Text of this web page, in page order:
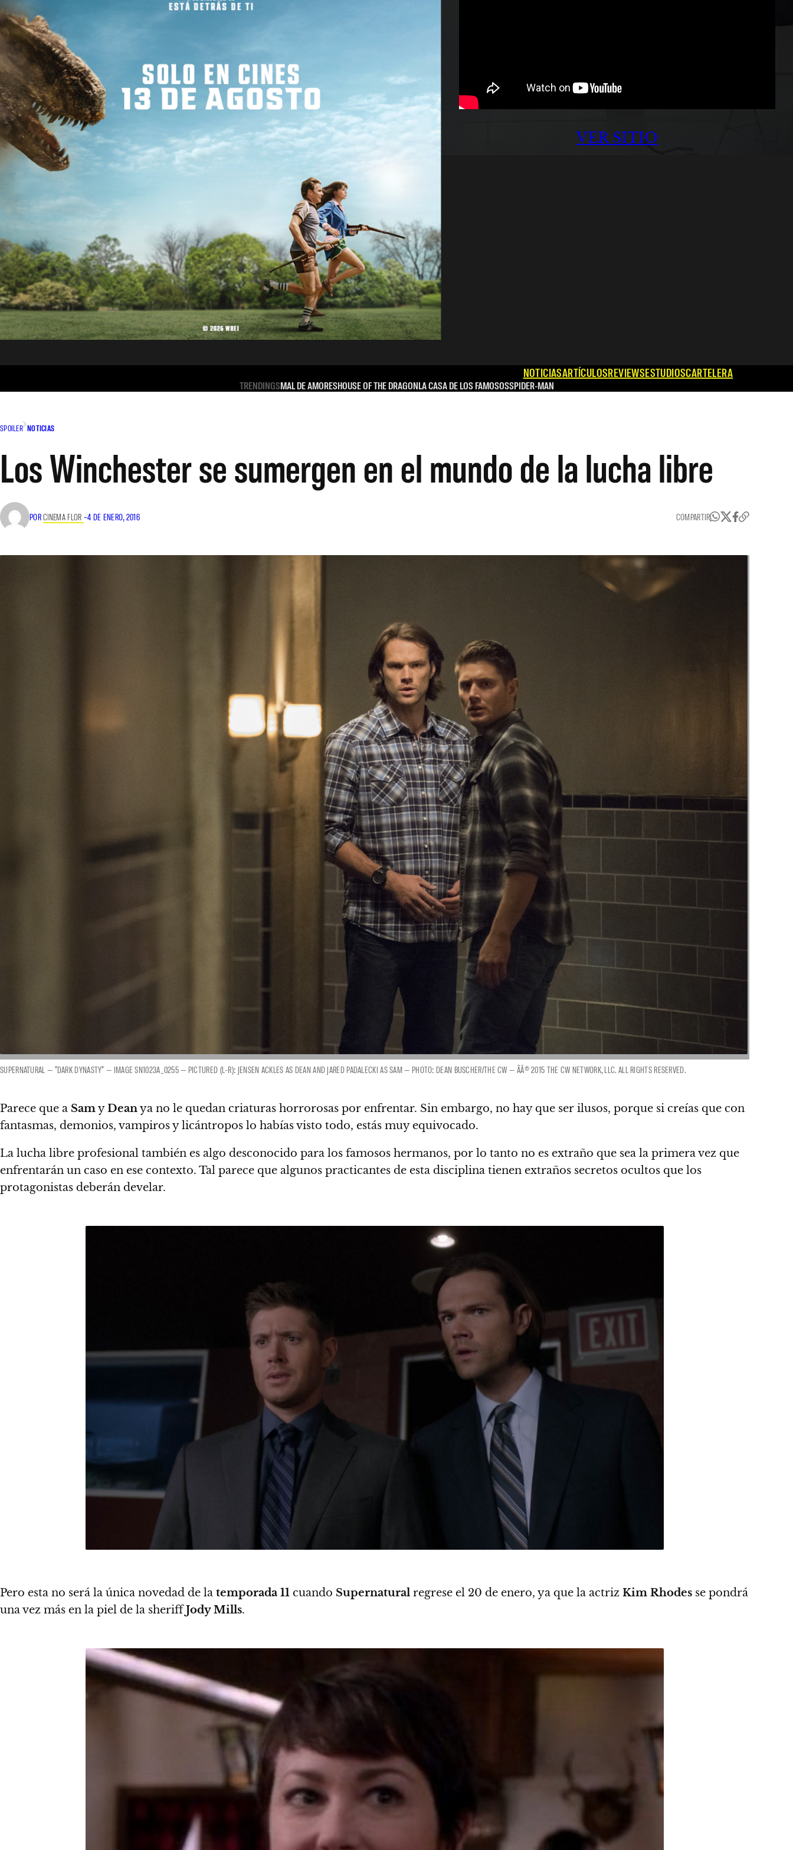
VER SITIO
NOTICIASARTÍCULOSREVIEWSESTUDIOSCARTELERA
TRENDINGSMAL DE AMORESHOUSE OF THE DRAGONLA CASA DE LOS FAMOSOSSPIDER-MAN
SPOILER NOTICIAS
Los Winchester se sumergen en el mundo de la lucha libre
PORCINEMA FLOR –4 DE ENERO, 2016 COMPARTIR
SUPERNATURAL — "DARK DYNASTY" — IMAGE SN1023A_0255 — PICTURED (L-R): JENSEN ACKLES AS DEAN AND JARED PADALECKI AS SAM — PHOTO: DEAN BUSCHER/THE CW — ÃÂ© 2015 THE CW NETWORK, LLC. ALL RIGHTS RESERVED.
Parece que a SamyDeanya no le quedan criaturas horrorosas por enfrentar. Sin embargo, no hay que ser ilusos, porque si creías que con
fantasmas, demonios, vampiros y licántropos lo habías visto todo, estás muy equivocado.
La lucha libre profesional también es algo desconocido para los famosos hermanos, por lo tanto no es extraño que sea la primera vez que
enfrentarán un caso en ese contexto. Tal parece que algunos practicantes de esta disciplina tienen extraños secretos ocultos que los
protagonistas deberán develar.
Pero esta no será la única novedad de la temporada 11 cuando Supernatural regrese el 20 de enero, ya que la actriz Kim Rhodes se pondrá
una vez más en la piel de la sheriffJody Mills.